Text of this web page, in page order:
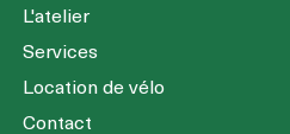
L'atelier
Services
Location de vélo
Contact